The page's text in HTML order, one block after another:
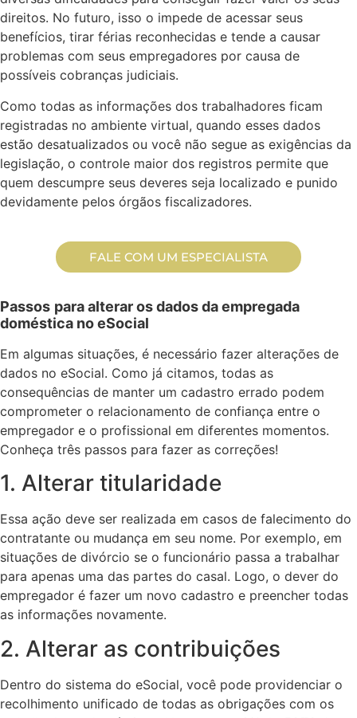
direitos. No futuro, isso o impede de acessar seus
benefícios, tirar férias reconhecidas e tende a causar
problemas com seus empregadores por causa de
possíveis cobranças judiciais.
Como todas as informações dos trabalhadores ficam
registradas no ambiente virtual, quando esses dados
estão desatualizados ou você não segue as exigências da
legislação, o controle maior dos registros permite que
quem descumpre seus deveres seja localizado e punido
devidamente pelos órgãos fiscalizadores.
FALE COM UM ESPECIALISTA
Passos para alterar os dados da empregada
doméstica no eSocial
Em algumas situações, é necessário fazer alterações de
dados no eSocial. Como já citamos, todas as
consequências de manter um cadastro errado podem
comprometer o relacionamento de confiança entre o
empregador e o profissional em diferentes momentos.
Conheça três passos para fazer as correções!
1. Alterar titularidade
Essa ação deve ser realizada em casos de falecimento do
contratante ou mudança em seu nome. Por exemplo, em
situações de divórcio se o funcionário passa a trabalhar
para apenas uma das partes do casal. Logo, o dever do
empregador é fazer um novo cadastro e preencher todas
as informações novamente.
2. Alterar as contribuições
Dentro do sistema do eSocial, você pode providenciar o
recolhimento unificado de todas as obrigações com os